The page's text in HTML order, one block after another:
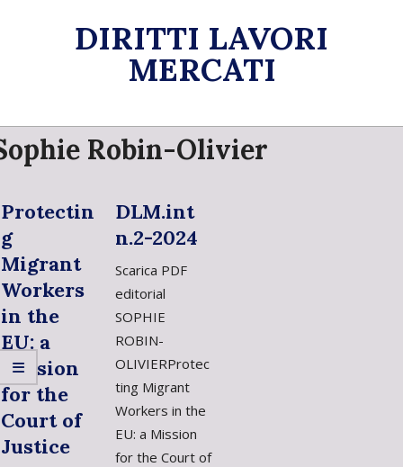
DIRITTI LAVORI
MERCATI
Primary
Navigation
Robin-Olivier
Protectin
g
Migrant
Workers
in the
EU: a
Mission
for the
Court of
Justice
DLM.int
n.2-2024
Scarica PDF
editorial
SOPHIE
ROBIN-
OLIVIERProtec
ting Migrant
Workers in the
EU: a Mission
for the Court of